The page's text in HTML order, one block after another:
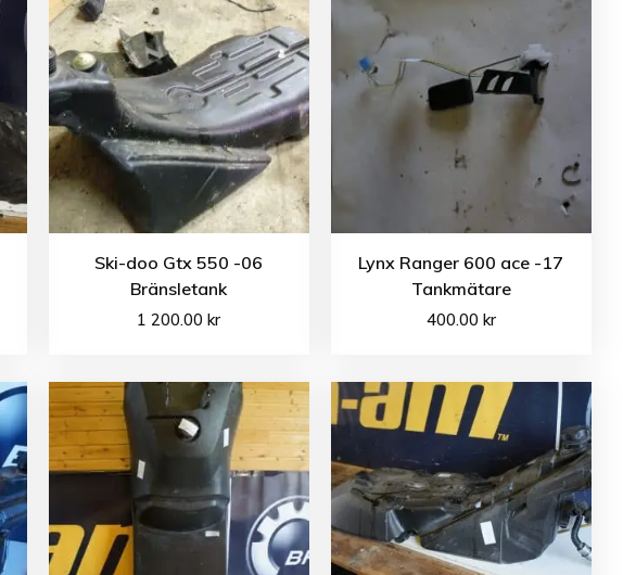
Ski-doo Gtx 550 -06
Bränsletank
1 200.00kr
Lynx Ranger 600 ace -17
Tankmätare
400.00 kr